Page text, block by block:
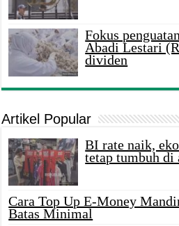
Fokus
Abadi Lestari
dividen
Artikel Popular
BI rate naik,
tetap tumbuh di
Cara Top Up E-Money
Batas Minimal